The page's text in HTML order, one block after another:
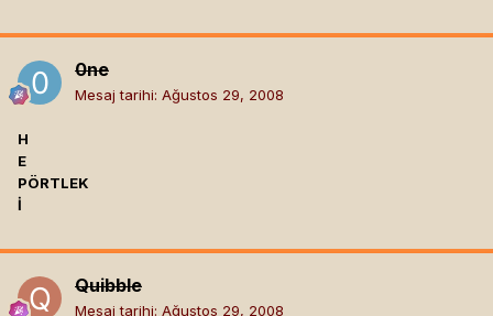
0ne
Mesaj tarihi: Ağustos 29, 2008
H
E
PÖRTLEK
İ
Quibble
Mesaj tarihi: Ağustos 29, 2008